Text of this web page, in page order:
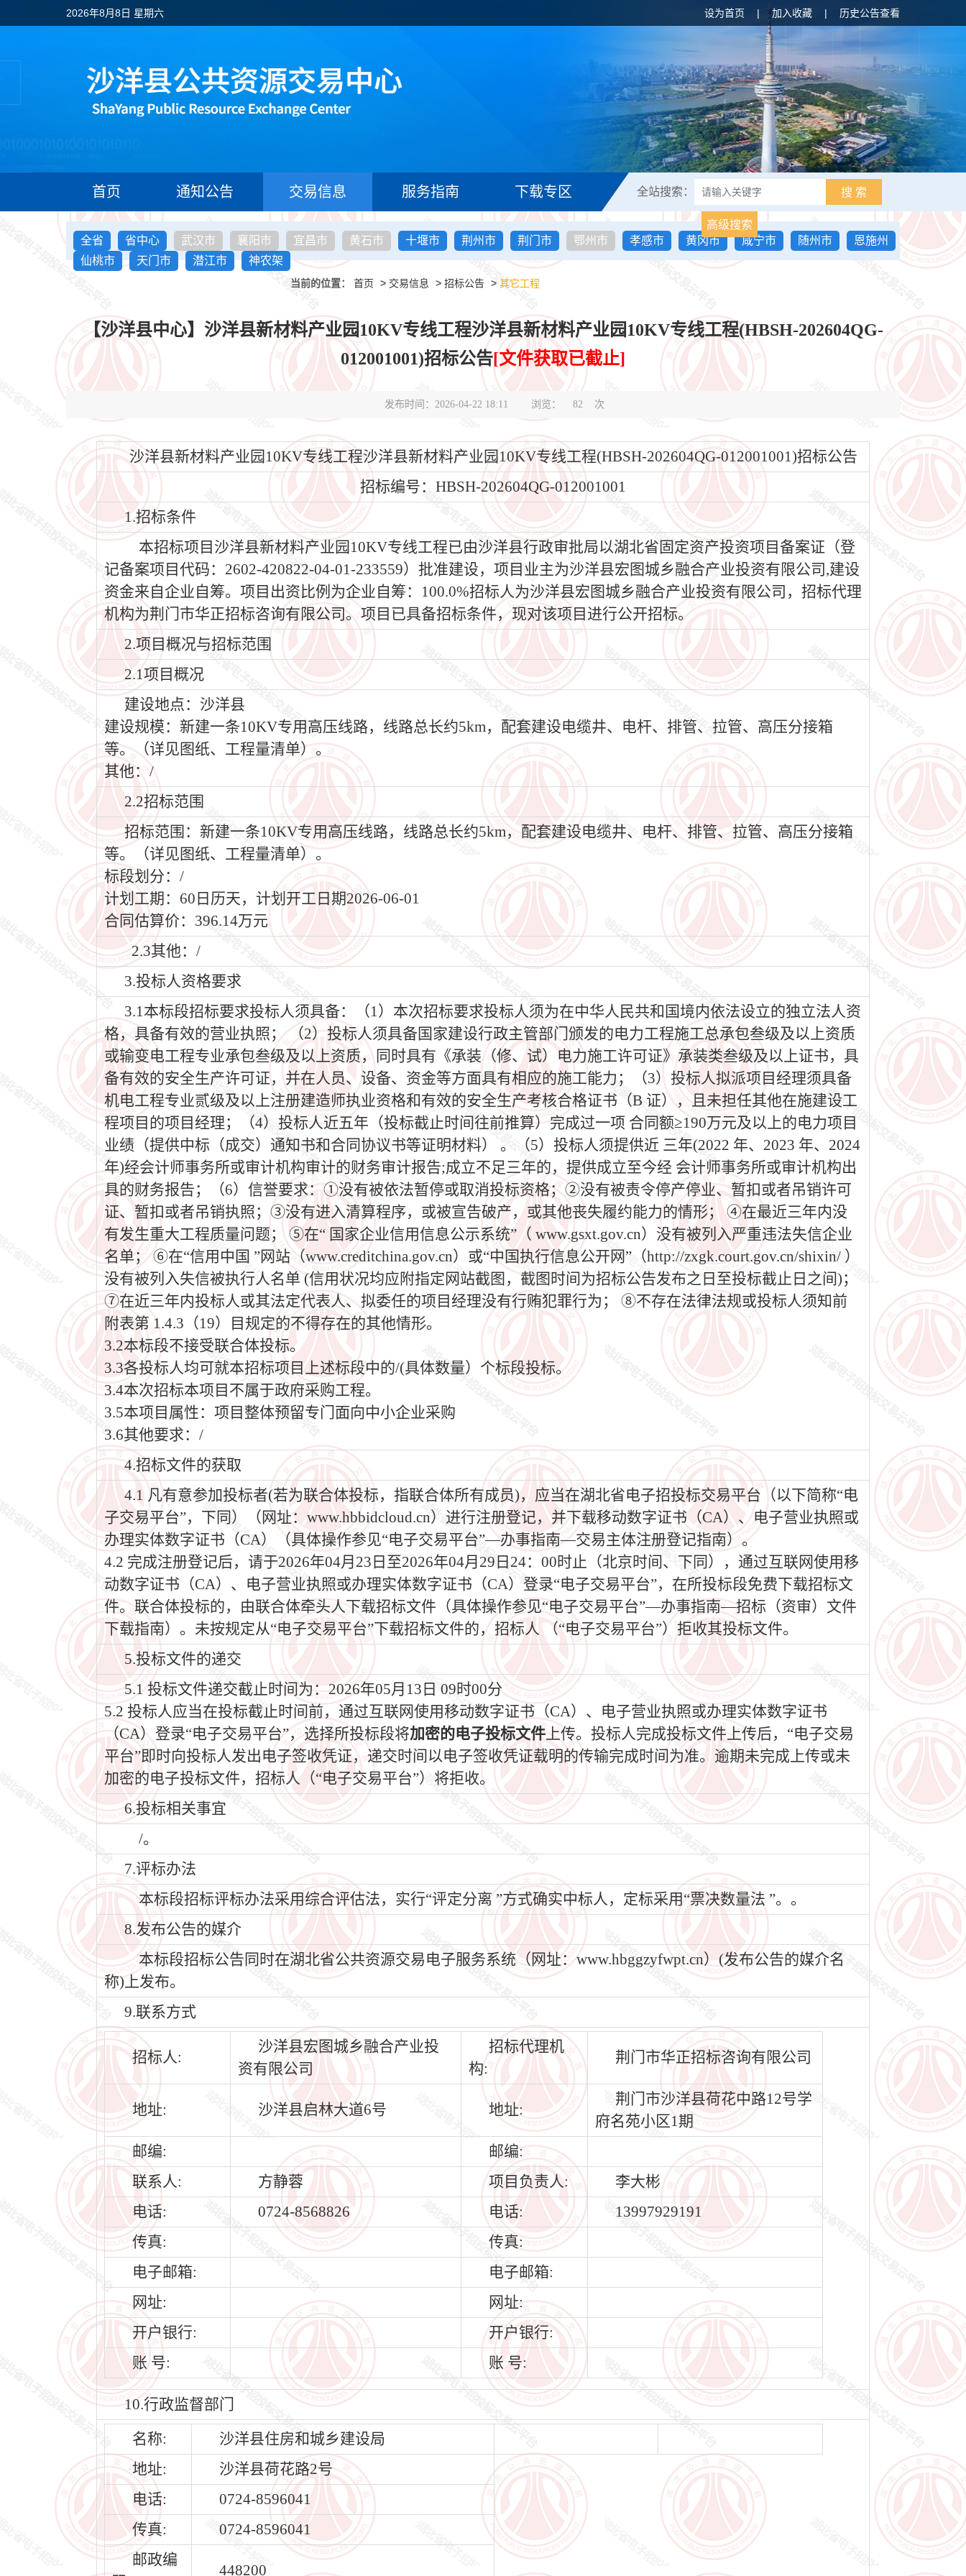
2026年8月8日 星期六 设为首页 | 加入收藏 | 历史公告查看
首页 通知公告 交易信息 服务指南 下载专区 全站搜索： 搜 索
高级搜索
全省
省中心 武汉市 襄阳市 宜昌市 黄石市 十堰市 荆州市 荆门市 鄂州市 孝感市 黄冈市 咸宁市 随州市
恩施州
仙桃市
天门市 潜江市 神农架
当前的位置： 首页 > 交易信息 > 招标公告 > 其它工程
【沙洋县中心】沙洋县新材料产业园10KV专线工程沙洋县新材料产业园10KV专线工程(HBSH-202604QG-
012001001)招标公告[文件获取已截止]
发布时间：2026-04-22 18:11 浏览： 82 次
沙洋县新材料产业园10KV专线工程沙洋县新材料产业园10KV专线工程(HBSH-202604QG-012001001)招标公告
招标编号：HBSH-202604QG-012001001
1.招标条件
本招标项目沙洋县新材料产业园10KV专线工程已由沙洋县行政审批局以湖北省固定资产投资项目备案证（登
记备案项目代码：2602-420822-04-01-233559）批准建设，项目业主为沙洋县宏图城乡融合产业投资有限公司,建设
资金来自企业自筹。项目出资比例为企业自筹：100.0%招标人为沙洋县宏图城乡融合产业投资有限公司，招标代理
机构为荆门市华正招标咨询有限公司。项目已具备招标条件，现对该项目进行公开招标。
2.项目概况与招标范围
2.1项目概况
建设地点：沙洋县
建设规模：新建一条10KV专用高压线路，线路总长约5km，配套建设电缆井、电杆、排管、拉管、高压分接箱
等。（详见图纸、工程量清单）。
其他：/
2.2招标范围
招标范围：新建一条10KV专用高压线路，线路总长约5km，配套建设电缆井、电杆、排管、拉管、高压分接箱
等。（详见图纸、工程量清单）。
标段划分：/
计划工期：60日历天，计划开工日期2026-06-01
合同估算价：396.14万元
2.3其他：/
3.投标人资格要求
3.1本标段招标要求投标人须具备：（1）本次招标要求投标人须为在中华人民共和国境内依法设立的独立法人资
格，具备有效的营业执照； （2）投标人须具备国家建设行政主管部门颁发的电力工程施工总承包叁级及以上资质
或输变电工程专业承包叁级及以上资质，同时具有《承装（修、试）电力施工许可证》承装类叁级及以上证书，具
备有效的安全生产许可证，并在人员、设备、资金等方面具有相应的施工能力；（3）投标人拟派项目经理须具备
机电工程专业贰级及以上注册建造师执业资格和有效的安全生产考核合格证书（B 证），且未担任其他在施建设工
程项目的项目经理；（4）投标人近五年（投标截止时间往前推算）完成过一项 合同额≥190万元及以上的电力项目
业绩（提供中标（成交）通知书和合同协议书等证明材料） 。（5）投标人须提供近 三年(2022 年、2023 年、2024
年)经会计师事务所或审计机构审计的财务审计报告;成立不足三年的，提供成立至今经 会计师事务所或审计机构出
具的财务报告；（6）信誉要求：①没有被依法暂停或取消投标资格；②没有被责令停产停业、暂扣或者吊销许可
证、暂扣或者吊销执照；③没有进入清算程序，或被宣告破产，或其他丧失履约能力的情形； ④在最近三年内没
有发生重大工程质量问题； ⑤在“ 国家企业信用信息公示系统”（ www.gsxt.gov.cn）没有被列入严重违法失信企业
名单； ⑥在“信用中国 ”网站（www.creditchina.gov.cn）或“中国执行信息公开网”（http://zxgk.court.gov.cn/shixin/ ）
没有被列入失信被执行人名单 (信用状况均应附指定网站截图，截图时间为招标公告发布之日至投标截止日之间)；
⑦在近三年内投标人或其法定代表人、拟委任的项目经理没有行贿犯罪行为； ⑧不存在法律法规或投标人须知前
附表第 1.4.3（19）目规定的不得存在的其他情形。
3.2本标段不接受联合体投标。
3.3各投标人均可就本招标项目上述标段中的/(具体数量）个标段投标。
3.4本次招标本项目不属于政府采购工程。
3.5本项目属性：项目整体预留专门面向中小企业采购
3.6其他要求：/
4.招标文件的获取
4.1 凡有意参加投标者(若为联合体投标，指联合体所有成员)，应当在湖北省电子招投标交易平台（以下简称“电
子交易平台”，下同）（网址：www.hbbidcloud.cn）进行注册登记，并下载移动数字证书（CA）、电子营业执照或
办理实体数字证书（CA）（具体操作参见“电子交易平台”—办事指南—交易主体注册登记指南）。
4.2 完成注册登记后，请于2026年04月23日至2026年04月29日24：00时止（北京时间、下同），通过互联网使用移
动数字证书（CA）、电子营业执照或办理实体数字证书（CA）登录“电子交易平台”，在所投标段免费下载招标文
件。联合体投标的，由联合体牵头人下载招标文件（具体操作参见“电子交易平台”—办事指南—招标（资审）文件
下载指南）。未按规定从“电子交易平台”下载招标文件的，招标人 （“电子交易平台”）拒收其投标文件。
5.投标文件的递交
5.1 投标文件递交截止时间为：2026年05月13日 09时00分
5.2 投标人应当在投标截止时间前，通过互联网使用移动数字证书（CA）、电子营业执照或办理实体数字证书
（CA）登录“电子交易平台”，选择所投标段将加密的电子投标文件上传。投标人完成投标文件上传后，“电子交易
平台”即时向投标人发出电子签收凭证，递交时间以电子签收凭证载明的传输完成时间为准。逾期未完成上传或未
加密的电子投标文件，招标人（“电子交易平台”）将拒收。
6.投标相关事宜
/。
7.评标办法
本标段招标评标办法采用综合评估法，实行“评定分离 ”方式确实中标人，定标采用“票决数量法 ”。。
8.发布公告的媒介
本标段招标公告同时在湖北省公共资源交易电子服务系统（网址：www.hbggzyfwpt.cn）(发布公告的媒介名
称)上发布。
9.联系方式
招标人:
沙洋县宏图城乡融合产业投
资有限公司
招标代理机
构:
荆门市华正招标咨询有限公司
地址: 沙洋县启林大道6号 地址:
荆门市沙洋县荷花中路12号学
府名苑小区1期
邮编:
邮编:
联系人:
方静蓉 项目负责人:
李大彬
电话:
0724-8568826 电话:
13997929191
传真:
传真:
电子邮箱:
电子邮箱:
网址:
网址:
开户银行:
开户银行:
账 号:
账 号:
10.行政监督部门
名称:
沙洋县住房和城乡建设局
地址:
沙洋县荷花路2号
电话:
0724-8596041
传真:
0724-8596041
邮政编
448200